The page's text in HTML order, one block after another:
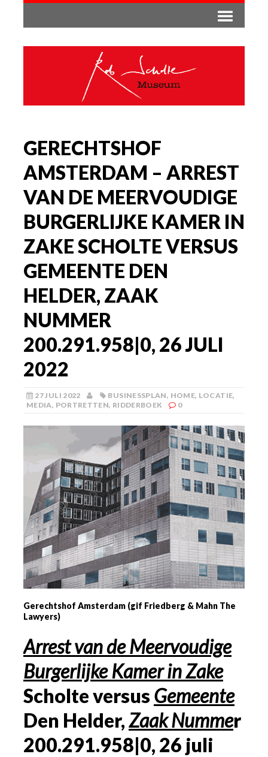
GERECHTSHOF
AMSTERDAM – ARREST
VAN DE MEERVOUDIGE
BURGERLIJKE KAMER IN
ZAKE SCHOLTE VERSUS
GEMEENTE DEN
HELDER, ZAAK
NUMMER
200.291.958|0, 26 JULI
2022
27 JULI 2022 BUSINESSPLAN, HOME, LOCATIE,
MEDIA, PORTRETTEN, RIDDERBOEK 0
Gerechtshof Amsterdam (gif Friedberg & Mahn The
Lawyers)
Arrest van deMeervoudige
Burgerlijke Kamer in Zake
Scholte versusGemeente
Den Helder,Zaak Nummer
200.291.958|0, 26 juli